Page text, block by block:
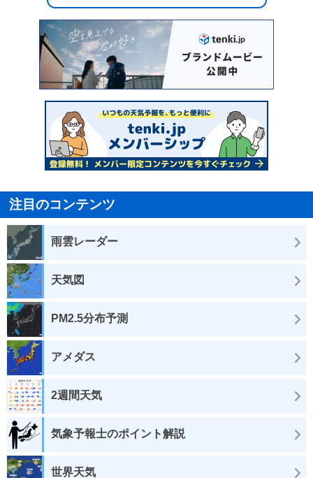
注目のコンテンツ
雨雲レーダー
天気図
PM2.5分布予測
アメダス
2週間天気
気象予報士のポイント解説
世界天気